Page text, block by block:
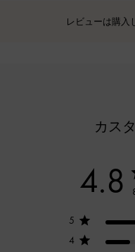
レビューは購入
カス
4.8
5
4